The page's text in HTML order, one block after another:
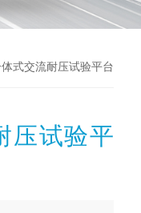
式交流耐压试验平台
压试验平